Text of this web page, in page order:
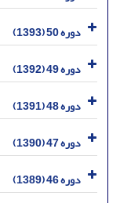
دوره 50 (1393)
دوره 49 (1392)
دوره 48 (1391)
دوره 47 (1390)
دوره 46 (1389)